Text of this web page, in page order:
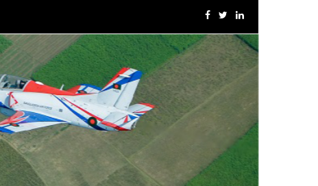
এক্সারসাইজ টাইগার লাইটনিং-২০২৬ এর উদ্বোধনী অনুষ্ঠান